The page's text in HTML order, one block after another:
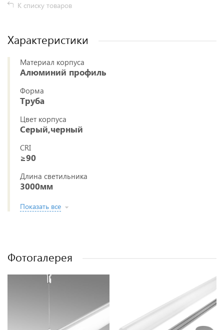
К списку товаров
Характеристики
Материал корпуса
Алюминий профиль
Форма
Труба
Цвет корпуса
Серый,черный
CRI
≥90
Длина светильника
3000мм
Показать все
Фотогалерея